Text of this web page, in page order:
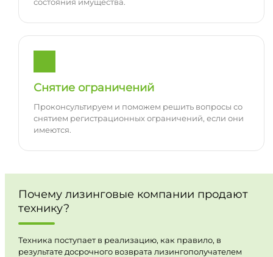
состояния имущества.
Снятие ограничений
Проконсультируем и поможем решить вопросы со
снятием регистрационных ограничений, если они
имеются.
Почему лизинговые компании продают
технику?
Техника поступает в реализацию, как правило, в
результате досрочного возврата лизингополучателем